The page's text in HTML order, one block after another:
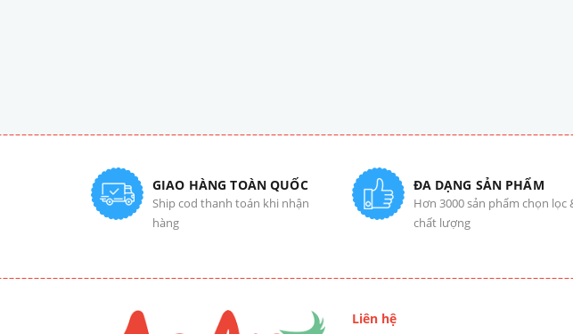
GIAO HÀNG TOÀN QUỐC
Ship cod thanh toán khi nhận
hàng
ĐA DẠNG SẢN PHẨM
Hơn 3000 sản phẩm chọn lọc
chất lượng
Liên hệ